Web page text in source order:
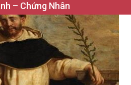
– Chứng Nhân